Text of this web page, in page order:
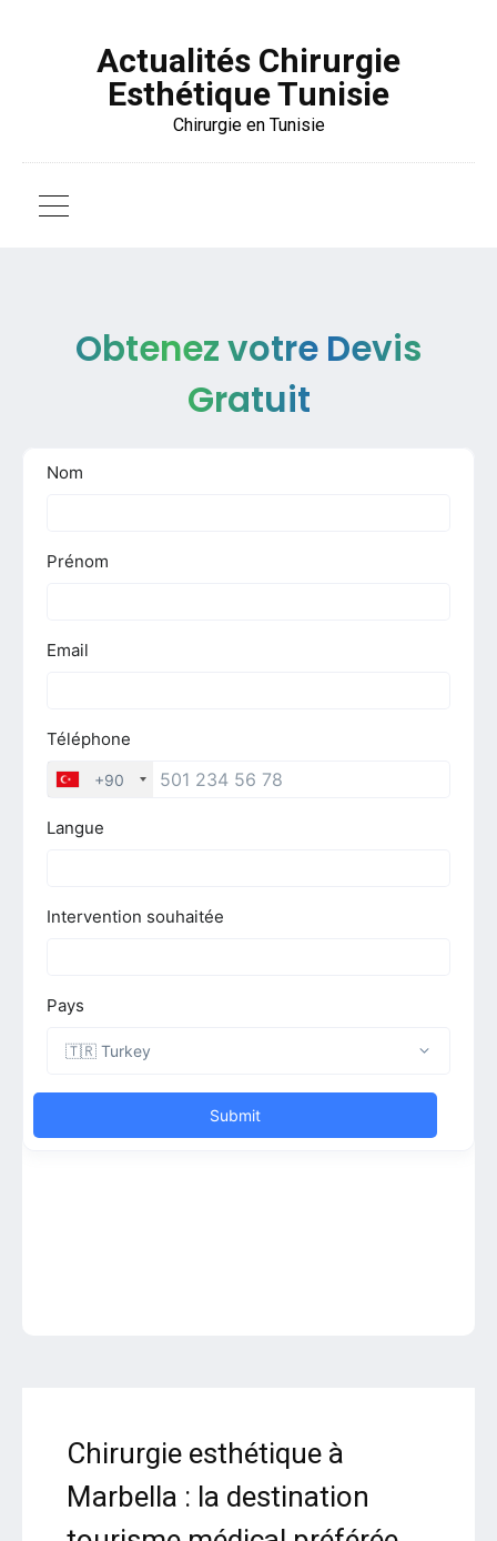
Actualités Chirurgie
Esthétique Tunisie
Chirurgie en Tunisie
Obtenez votre Devis
Gratuit
Chirurgie esthétique à
Marbella : la destination